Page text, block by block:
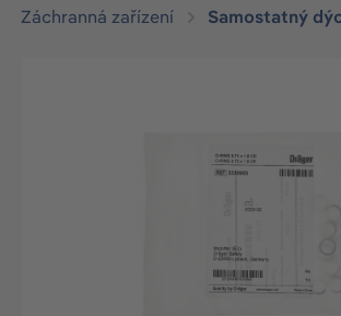
Záchranná zařízení
Samostatný